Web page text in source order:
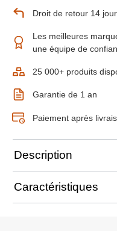
Droit de retour 14
Les meilleures
une équipe de
25 000+ produits
Garantie de 1 an
Paiement après
Description
Caractéristiques